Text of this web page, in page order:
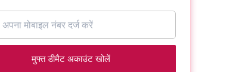
मुफ्त डीमैट अकाउंट खोलें